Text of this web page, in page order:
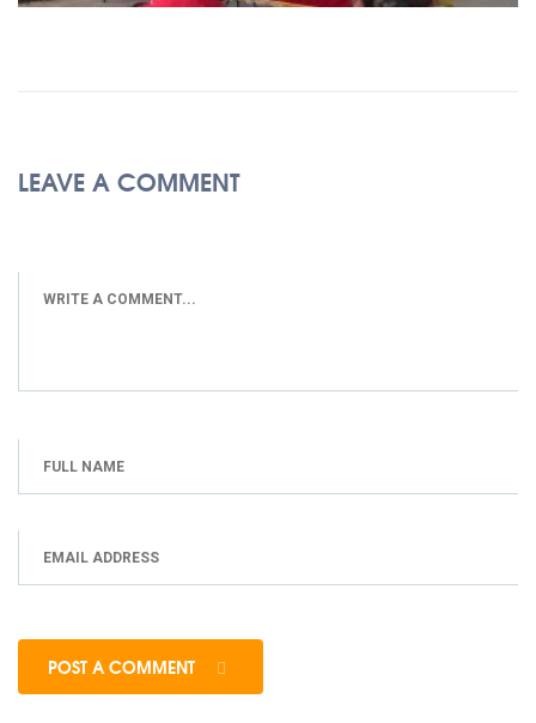
LEAVE A COMMENT
POST A COMMENT